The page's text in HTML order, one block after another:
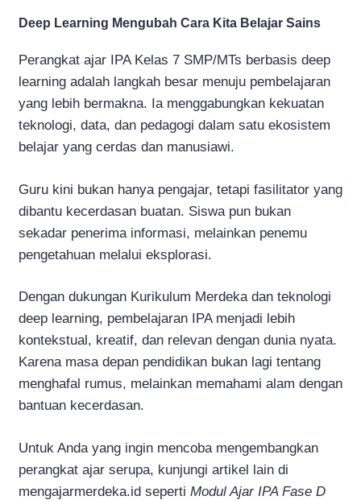
Deep Learning Mengubah Cara Kita Belajar Sains
Perangkat ajar IPA Kelas 7 SMP/MTs berbasis deep
learning adalah langkah besar menuju pembelajaran
yang lebih bermakna. Ia menggabungkan kekuatan
teknologi, data, dan pedagogi dalam satu ekosistem
belajar yang cerdas dan manusiawi.
Guru kini bukan hanya pengajar, tetapi fasilitator yang
dibantu kecerdasan buatan. Siswa pun bukan
sekadar penerima informasi, melainkan penemu
pengetahuan melalui eksplorasi.
Dengan dukungan Kurikulum Merdeka dan teknologi
deep learning, pembelajaran IPA menjadi lebih
kontekstual, kreatif, dan relevan dengan dunia nyata.
Karena masa depan pendidikan bukan lagi tentang
menghafal rumus, melainkan memahami alam dengan
bantuan kecerdasan.
Untuk Anda yang ingin mencoba mengembangkan
perangkat ajar serupa, kunjungi artikel lain di
mengajarmerdeka.id seperti Modul Ajar IPA Fase D